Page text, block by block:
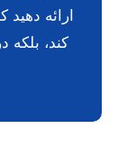
ارائه
کند،